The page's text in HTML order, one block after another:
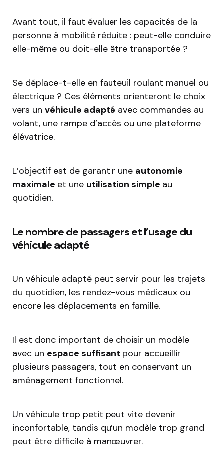
Avant tout, il faut évaluer les capacités de la
personne à mobilité réduite : peut-elle conduire
elle-même ou doit-elle être transportée ?
Se déplace-t-elle en fauteuil roulant manuel ou
électrique ? Ces éléments orienteront le choix
vers un véhicule adapté avec commandes au
volant, une rampe d’accès ou une plateforme
élévatrice.
L’objectif est de garantir une autonomie
maximale et une utilisation simple au
quotidien.
Le nombre de passagers et l’usage du
véhicule adapté
Un véhicule adapté peut servir pour les trajets
du quotidien, les rendez-vous médicaux ou
encore les déplacements en famille.
Il est donc important de choisir un modèle
avec un espace suffisant pour accueillir
plusieurs passagers, tout en conservant un
aménagement fonctionnel.
Un véhicule trop petit peut vite devenir
inconfortable, tandis qu’un modèle trop grand
peut être difficile à manœuvrer.